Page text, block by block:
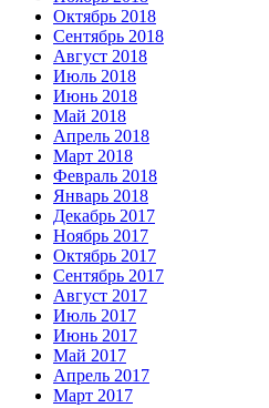
Октябрь 2018
Сентябрь 2018
Август 2018
Июль 2018
Июнь 2018
Май 2018
Апрель 2018
Март 2018
Февраль 2018
Январь 2018
Декабрь 2017
Ноябрь 2017
Октябрь 2017
Сентябрь 2017
Август 2017
Июль 2017
Июнь 2017
Май 2017
Апрель 2017
Март 2017